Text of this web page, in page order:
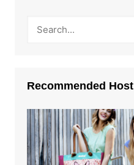
Recommended Host